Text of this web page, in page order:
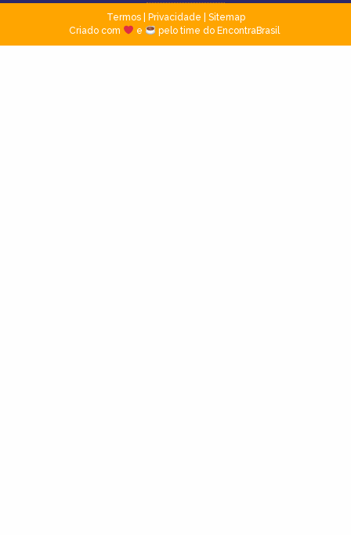
Termos| Privacidade
Sitemap
Criado com
e pelo time do EncontraBrasil